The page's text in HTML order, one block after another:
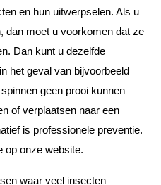
en hun uitwerpselen. Als u
dan moet u voorkomen dat ze
Dan kunt u dezelfde
het geval van bijvoorbeeld
geen prooi kunnen
of verplaatsen naar een
is professionele preventie.
op onze website.
waar veel insecten